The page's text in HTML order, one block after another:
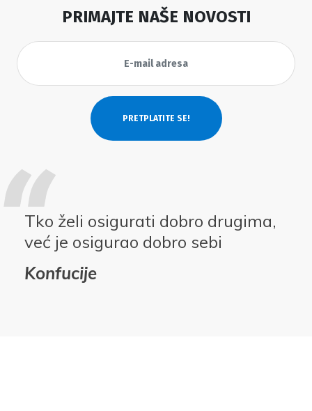
PRIMAJTE NAŠE NOVOSTI
Tko želi osigurati dobro drugima,
već je osigurao dobro sebi
Konfucije